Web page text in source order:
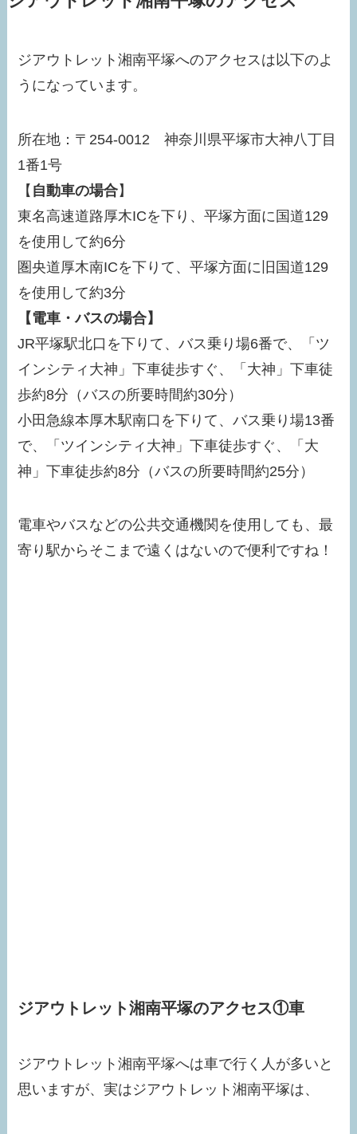
ジアウトレット湘南平塚へのアクセスは以下のよ
うになっています。
所在地：〒254-0012 神奈川県平塚市大神八丁目
1番1号
【 自動車の場合】
東名高速道路厚木ICを下り、平塚方面に国道129
を使用して約6分
圏央道厚木南ICを下りて、平塚方面に旧国道129
を使用して約3分
【電車・バスの場合】
JR平塚駅北口を下りて、バス乗り場6番で、「ツ
インシティ大神」下車徒歩すぐ、「大神」下車徒
歩約8分（バスの所要時間約30分）
小田急線本厚木駅南口を下りて、バス乗り場13番
で、「ツインシティ大神」下車徒歩すぐ、「大
神」下車徒歩約8分（バスの所要時間約25分）
電車やバスなどの公共交通機関を使用しても、最
寄り駅からそこまで遠くはないので便利ですね！
ジアウトレット湘南平塚のアクセス①車
ジアウトレット湘南平塚へは車で行く人が多いと
思いますが、実はジアウトレット湘南平塚は、